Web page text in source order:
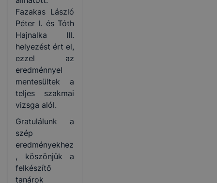
Fazakas László
Péter I. és Tóth
Hajnalka III.
helyezést ért el,
ezzel az
eredménnyel
mentesültek a
teljes szakmai
vizsga alól.
Gratulálunk a
szép
eredményekhez
, köszönjük a
felkészítő
tanárok